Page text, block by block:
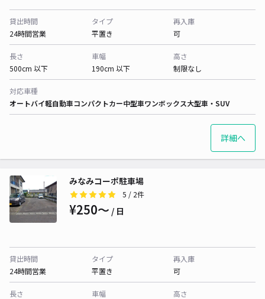
貸出時間
24時間営業
タイプ
平置き
再入庫
可
長さ
500cm 以下
車幅
190cm 以下
高さ
制限なし
対応車種
オートバイ軽自動車コンパクトカー中型車ワンボックス大型車・SUV
詳細へ
みなみコーポ駐車場
5 / 2件
¥250〜 / 日
貸出時間
24時間営業
タイプ
平置き
再入庫
可
長さ
車幅
高さ